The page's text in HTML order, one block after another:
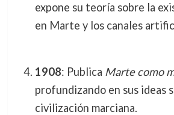
expone su teoría sobre la
en Marte y los canales
1908: Publica Marte como
profundizando en sus ideas
civilización marciana.